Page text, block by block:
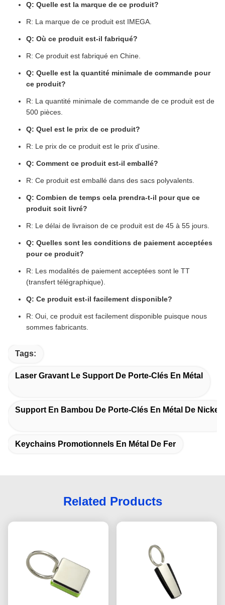
Q: Quelle est la marque de ce produit?
R: La marque de ce produit est IMEGA.
Q: Où ce produit est-il fabriqué?
R: Ce produit est fabriqué en Chine.
Q: Quelle est la quantité minimale de commande pour
ce produit?
R: La quantité minimale de commande de ce produit est de
500 pièces.
Q: Quel est le prix de ce produit?
R: Le prix de ce produit est le prix d'usine.
Q: Comment ce produit est-il emballé?
R: Ce produit est emballé dans des sacs polyvalents.
Q: Combien de temps cela prendra-t-il pour que ce
produit soit livré?
R: Le délai de livraison de ce produit est de 45 à 55 jours.
Q: Quelles sont les conditions de paiement acceptées
pour ce produit?
R: Les modalités de paiement acceptées sont le TT
(transfert télégraphique).
Q: Ce produit est-il facilement disponible?
R: Oui, ce produit est facilement disponible puisque nous
sommes fabricants.
Tags:
Laser Gravant Le Support De Porte-Clés En Métal
Support En Bambou De Porte-Clés En Métal De Nickel
Keychains Promotionnels En Métal De Fer
Related Products